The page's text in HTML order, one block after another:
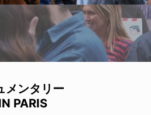
メンタリー
PARIS